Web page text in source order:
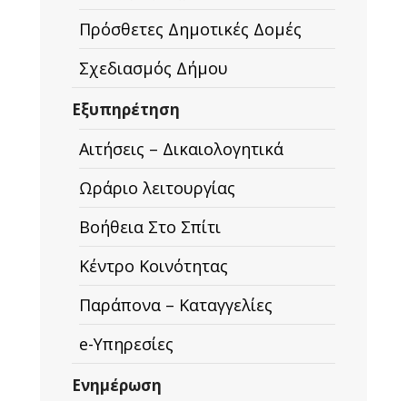
Πρόσθετες Δημοτικές Δομές
Σχεδιασμός Δήμου
Εξυπηρέτηση
Αιτήσεις – Δικαιολογητικά
Ωράριο λειτουργίας
Βοήθεια Στο Σπίτι
Κέντρο Κοινότητας
Παράπονα – Καταγγελίες
e-Υπηρεσίες
Ενημέρωση